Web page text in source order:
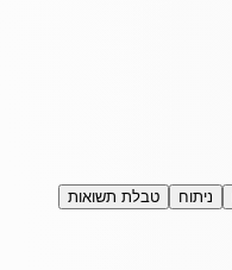
ניתוח
טבלת תשואות